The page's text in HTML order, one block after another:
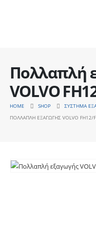
Πολλαπλή
VOLVO
HOME SHOP
ΣΎΣΤΗΜΑ
ΠΟΛΛΑΠΛΉ ΕΞΑΓΩΓΉΣ VOLVO FH12/